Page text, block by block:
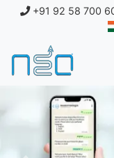
+91 92 58 700